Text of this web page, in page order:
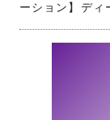
ーション】ディ